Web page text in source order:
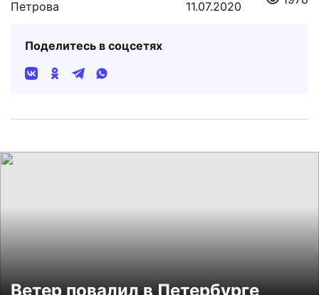
Петрова 11.07.2020
Поделитесь в соцсетях
Ветер повалил в Петербурге